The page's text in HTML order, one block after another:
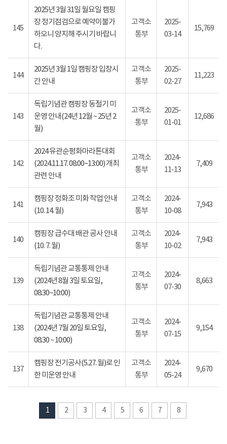
145
2025년 3월 31일 월요일 캠핑
장 정기점검으로 예약이불가
하오니 양지해 주시기 바랍니
다.
고객소
통부
2025-
03-14
15,769
144
2025년 3월 1일 캠핑장 입장시
간 안내
고객소
통부
2025-
02-27
11,223
143
독립기념관 캠핑장 동절기 미
운영 안내(24년 12월 ~ 25년 2
월)
고객소
통부
2025-
01-01
12,686
142
2024 유관순평화마라톤대회
(2024.11.17. 08:00~13:00) 개최
관련 안내
고객소
통부
2024-
11-13
7,409
141
캠핑장 정화조 미화 작업 안내
(10. 14. 월)
고객소
통부
2024-
10-08
7,943
140
캠핑장 급수대 배관 공사 안내
(10. 7. 월)
고객소
통부
2024-
10-02
7,943
139
독립기념관 교통통제 안내
(2024년 8월 3일 토요일,
08:30~10:00)
고객소
통부
2024-
07-30
8,663
138
독립기념관 교통통제 안내
(2024년 7월 20일 토요일,
08:30 ~ 10:00)
고객소
통부
2024-
07-15
9,154
137
캠핑장 전기공사(5.27. 월)로 인
한 미운영 안내
고객소
통부
2024-
05-24
9,670
1 2 3 4 5 6 7 8